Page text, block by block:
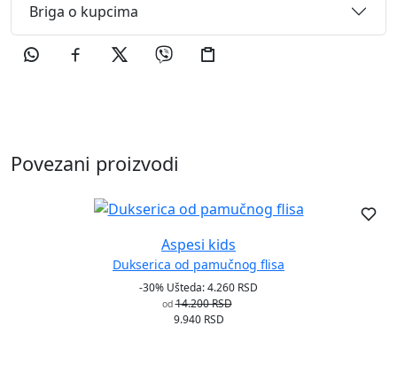
Briga o kupcima
Povezani proizvodi
Aspesi kids
Dukserica od pamučnog flisa
-30% Ušteda: 4.260 RSD
od 14.200 RSD
9.940 RSD